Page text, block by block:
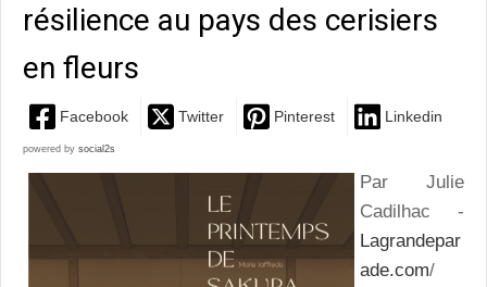
résilience au pays des cerisiers
en fleurs
Facebook Twitter Pinterest Linkedin
powered by social2s
Par Julie
Cadilhac -
Lagrandepar
ade.com/